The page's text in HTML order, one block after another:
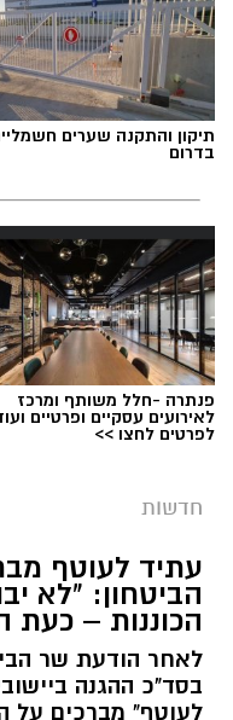
תיקון והתקנה שערים
בדרום
פנתרה -חלל משותף ומרכז
לאירועים עסקיים ופרטיים
לפרטים לחצו >>
חדשות
עתיד לעוטף
הביטחון: "לא
הכוננות – כעת
לאחר הודעת שר
בסד"כ ההגנה
לעוטף" מברכים על